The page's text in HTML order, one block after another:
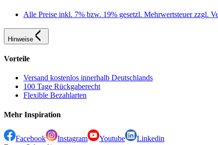
Alle Preise inkl. 7% bzw. 19% gesetzl. Mehrwertsteuer zzgl.
Hinweise
Vorteile
Versand kostenlos innerhalb Deutschlands
100 Tage Rückgaberecht
Flexible Bezahlarten
Mehr Inspiration
Facebook Instagram Youtube
Linkedin